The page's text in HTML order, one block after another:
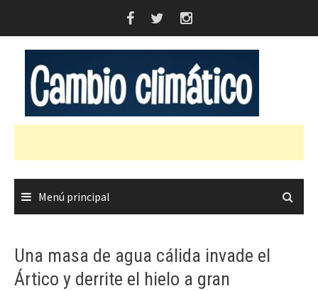
Menú principal
Una masa de agua cálida invade el
Ártico y derrite el hielo a gran